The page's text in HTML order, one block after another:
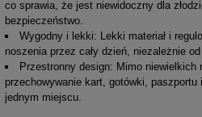
co sprawia, że jest niewidoczny dla
bezpieczeństwo.
Wygodny i lekki: Lekki materiał i
noszenia przez cały dzień, niezależnie
Przestronny design: Mimo niewielkich
przechowywanie kart, gotówki,
jednym miejscu.